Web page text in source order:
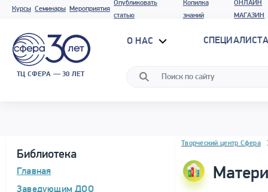
Курсы Семинары Мероприятия
Опубликовать
статью
Копилка
знаний
ОНЛАЙН
МАГАЗИН
ТЦ СФЕРА — 30 ЛЕТ
О НАС
Библиотека
Главная
Заведующим ДОО
Блок новостей
Творческий центр Сфера